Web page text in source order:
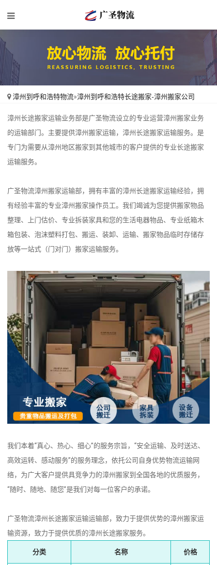
漳州到呼和浩特物流»漳州到呼和浩特长途搬家-漳州搬家公司
漳州长途搬家运输业务部是广圣物流设立的专业运营漳州搬家业务
的运输部门。主要提供漳州搬家运输，漳州长途搬家运输服务。是
专门为需要从漳州地区搬家到其他城市的客户提供的专业长途搬家
运输服务。
广圣物流漳州搬家运输部，拥有丰富的漳州长途搬家运输经验，拥
有经验丰富的专业漳州搬家操作员工。我们竭诚为您提供搬家物品
整理、上门估价、专业拆装家具和您的生活电器物品、专业纸箱木
箱包装、泡沫塑料打包、搬运、装卸、运输、搬家物品临时存储存
放等一站式（门对门）搬家运输服务。
我们本着“真心、热心、细心”的服务宗旨，“安全运输、及时送达、
高效运转、感动服务”的服务理念，依托公司自身优势物流运输网
络，为广大客户提供具竞争力的漳州搬家到全国各地的优质服务，
“随时、随地、随您”是我们对每一位客户的承诺。
广圣物流漳州长途搬家运输运输部，致力于提供优势的漳州搬家运
输资源，致力于提供优质的漳州长途搬家服务。
分类 名称 价格